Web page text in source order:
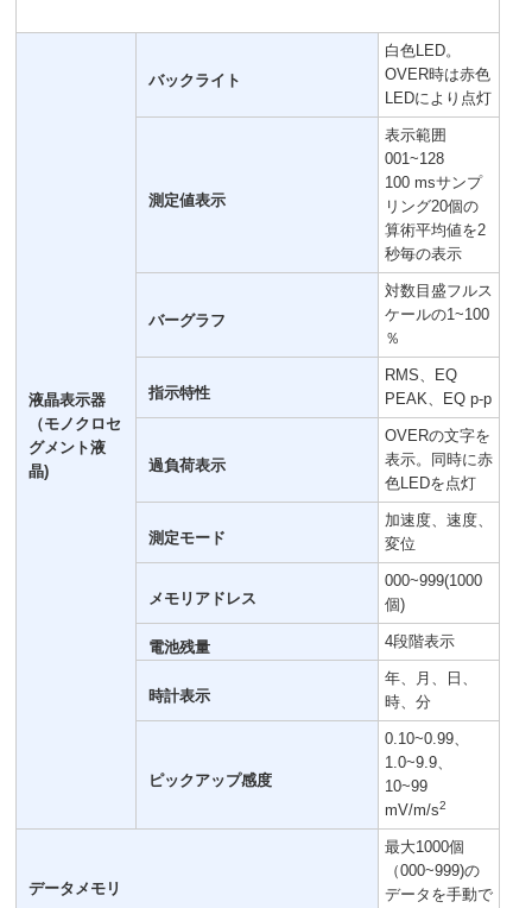
液晶表示器
（モノクロセ
グメント液
晶)
バックライト
白色LED。
OVER時は赤色
LEDにより点灯
測定値表示
表示範囲
001~128
100 msサンプ
リング20個の
算術平均値を2
秒毎の表示
バーグラフ
対数目盛フルス
ケールの1~100
％
指示特性
RMS、EQ
PEAK、EQ p-p
過負荷表示
OVERの文字を
表示。同時に赤
色LEDを点灯
測定モード
加速度、速度、
変位
メモリアドレス
000~999(1000
個)
電池残量 4段階表示
時計表示
年、月、日、
時、分
ピックアップ感度
0.10~0.99、
1.0~9.9、
10~99
mV/m/s2
データメモリ
最大1000個
（000~999)の
データを手動で